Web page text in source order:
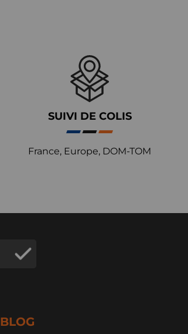
SUIVI DE COLIS
France, Europe, DOM-TOM
BLOG